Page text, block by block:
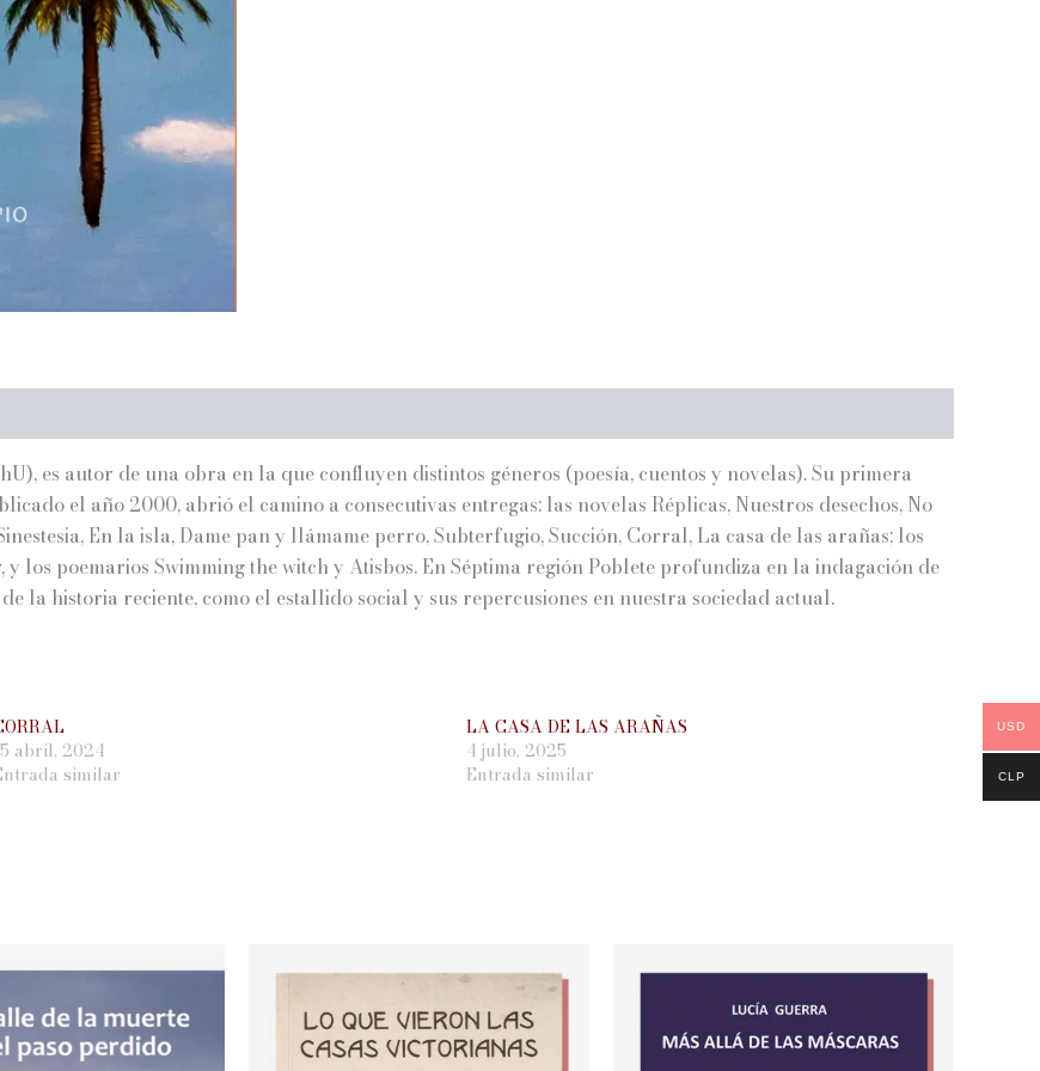
es autor de una obra en la que confluyen distintos géneros (poesía, cuentos y novelas). Su primera
el año 2000, abrió el camino a consecutivas entregas: las novelas Réplicas, Nuestros desechos, No
En la isla, Dame pan y llámame perro, Subterfugio, Succión, Corral, La casa de las arañas; los
los poemarios Swimming the witch y Atisbos. En Séptima región Poblete profundiza en la indagación de
la historia reciente, como el estallido social y sus repercusiones en nuestra sociedad actual.
abril, 2024
similar
LA CASA DE LAS ARAÑAS
4 julio, 2025
Entrada similar
USD
CLP